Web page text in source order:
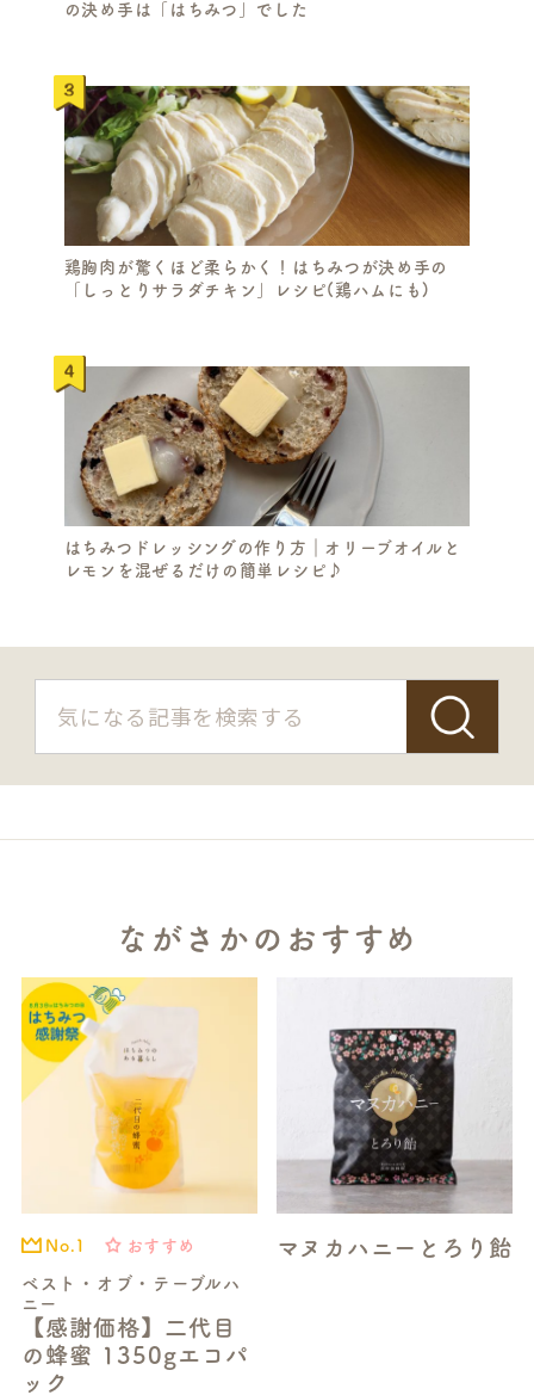
の決め手は「はちみつ」でした
鶏胸肉が驚くほど柔らかく！はちみつが決め手の
「しっとりサラダチキン」レシピ(鶏ハムにも)
はちみつドレッシングの作り方｜オリーブオイルと
レモンを混ぜるだけの簡単レシピ♪
ながさかのおすすめ
ベスト・オブ・テーブルハ
ニー
【感謝価格】二代目
の蜂蜜 1350gエコパ
ック
No.1 おすすめ マヌカハニーとろり飴